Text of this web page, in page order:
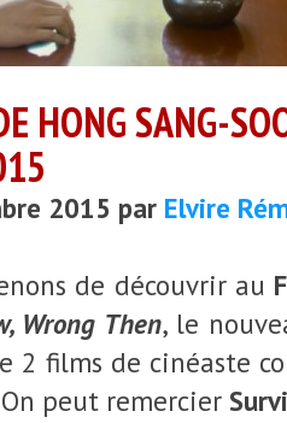
HONG SANG-
2015 par Elvire
de découvrir au
Wrong Then, le
2 films de cinéaste
peut remercier